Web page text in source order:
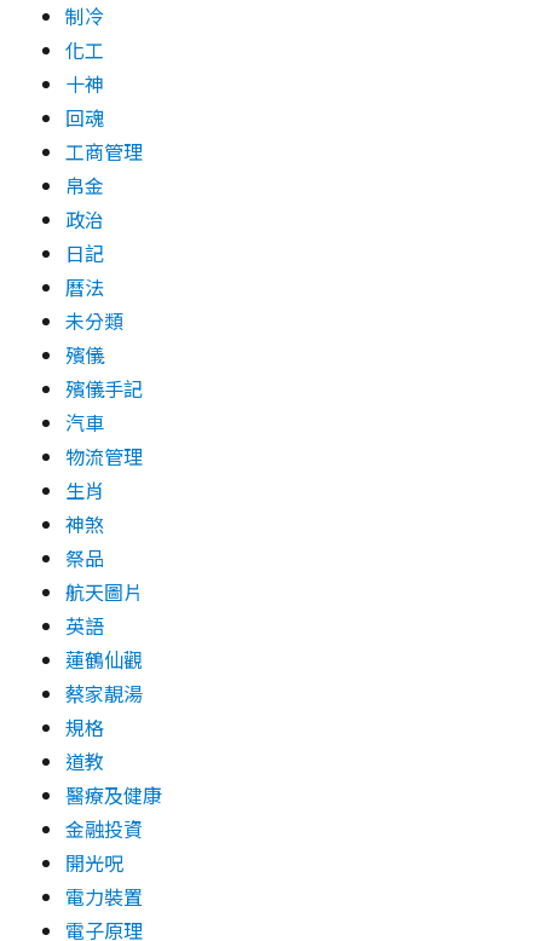
制冷
化工
十神
回魂
工商管理
帛金
政治
日記
曆法
未分類
殯儀
殯儀手記
汽車
物流管理
生肖
神煞
祭品
航天圖片
英語
蓮鶴仙觀
蔡家靚湯
規格
道教
醫療及健康
金融投資
開光呪
電力裝置
電子原理